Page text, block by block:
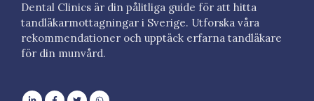
Dental Clinics är din pålitliga guide för att hitta
tandläkarmottagningar i Sverige. Utforska våra
rekommendationer och upptäck erfarna tandläkare
för din munvård.